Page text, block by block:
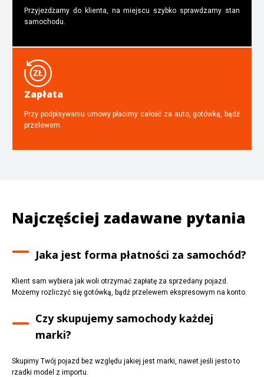
Przyjeżdżamy do klienta, na miejscu szybko sprawdzamy stan
samochodu.
Zapłata
Przy podpisywaniu umowy płacimy całość za auto, gotówką, bądź
przelewem.
Najczęściej zadawane pytania
Jaka jest forma płatności za samochód?
Klient sam wybiera jak woli otrzymać zapłatę za sprzedany pojazd.
Możemy rozliczyć się gotówką, bądź przelewem ekspresowym na konto.
Czy skupujemy samochody każdej
marki?
Skupimy Twój pojazd bez względu jakiej jest marki, nawet jeśli jesto to
rzadki model z importu.